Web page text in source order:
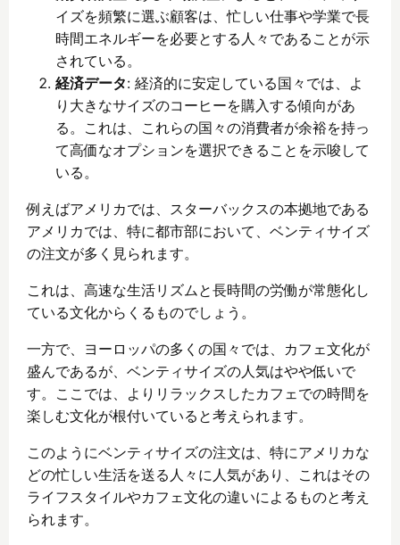
イズを頻繁に選ぶ顧客は、忙しい仕事や学業で長
時間エネルギーを必要とする人々であることが示
されている。
経済データ: 経済的に安定している国々では、よ
り大きなサイズのコーヒーを購入する傾向があ
る。これは、これらの国々の消費者が余裕を持っ
て高価なオプションを選択できることを示唆して
いる。
例えばアメリカでは、スターバックスの本拠地である
アメリカでは、特に都市部において、ベンティサイズ
の注文が多く見られます。
これは、高速な生活リズムと長時間の労働が常態化し
ている文化からくるものでしょう。
一方で、ヨーロッパの多くの国々では、カフェ文化が
盛んであるが、ベンティサイズの人気はやや低いで
す。ここでは、よりリラックスしたカフェでの時間を
楽しむ文化が根付いていると考えられます。
このようにベンティサイズの注文は、特にアメリカな
どの忙しい生活を送る人々に人気があり、これはその
ライフスタイルやカフェ文化の違いによるものと考え
られます。